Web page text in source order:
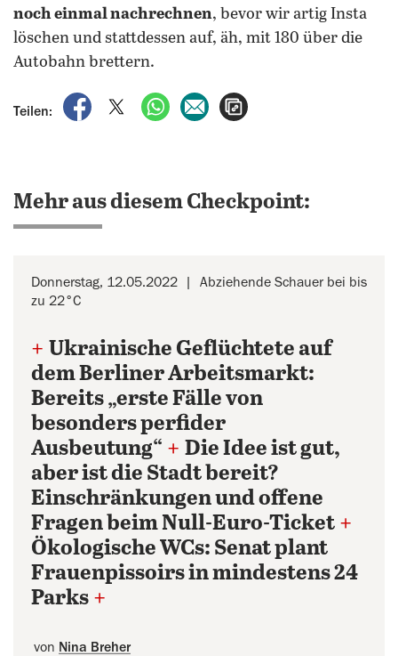
noch einmal nachrechnen, bevor wir artig Insta
löschen und stattdessen auf, äh, mit 180 über die
Autobahn brettern.
Teilen:
auf Facebook teilen
auf X teilenper WhatsApp teilen
per E-Mail teilen
Mehr aus diesem Checkpoint:
Donnerstag, 12.05.2022
Abziehende Schauer bei bis
zu 22°C
+ Ukrainische Geflüchtete auf
dem Berliner Arbeitsmarkt:
Bereits „erste Fälle von
besonders perfider
Ausbeutung“ + Die Idee ist gut,
aber ist die Stadt bereit?
Einschränkungen und offene
Fragen beim Null-Euro-Ticket +
Ökologische WCs: Senat plant
Frauenpissoirs in mindestens 24
Parks +
von Nina Breher